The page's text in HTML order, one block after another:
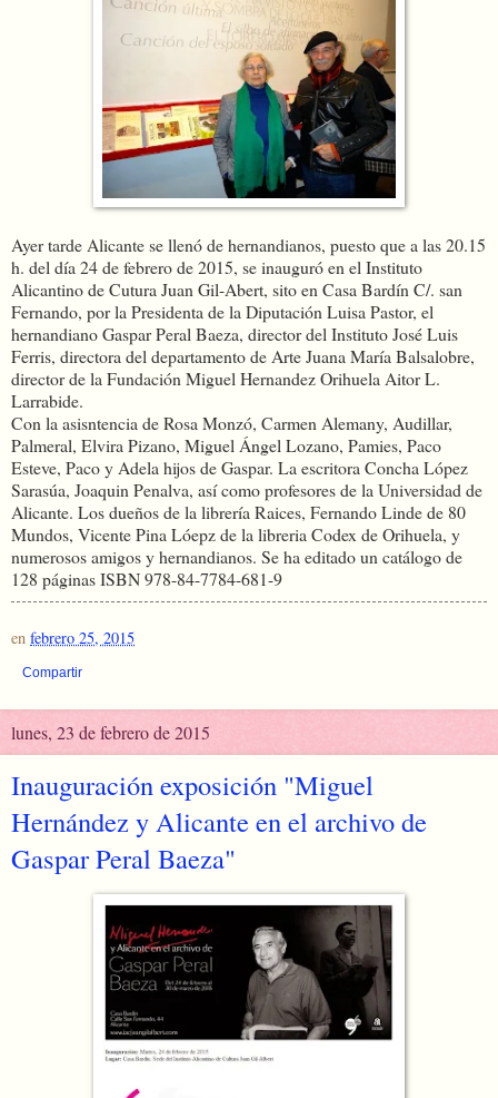
Ayer tarde Alicante se llenó de hernandianos, puesto que a las 20.15
h. del día 24 de febrero de 2015, se inauguró en el Instituto
Alicantino de Cutura Juan Gil-Abert, sito en Casa Bardín C/. san
Fernando, por la Presidenta de la Diputación Luisa Pastor, el
hernandiano Gaspar Peral Baeza, director del Instituto José Luis
Ferris, directora del departamento de Arte Juana María Balsalobre,
director de la Fundación Miguel Hernandez Orihuela Aitor L.
Larrabide.
Con la asisntencia de Rosa Monzó, Carmen Alemany, Audillar,
Palmeral, Elvira Pizano, Miguel Ángel Lozano, Pamies, Paco
Esteve, Paco y Adela hijos de Gaspar. La escritora Concha López
Sarasúa, Joaquin Penalva, así como profesores de la Universidad de
Alicante. Los dueños de la librería Raices, Fernando Linde de 80
Mundos, Vicente Pina Lóepz de la libreria Codex de Orihuela, y
numerosos amigos y hernandianos. Se ha editado un catálogo de
128 páginas ISBN 978-84-7784-681-9
en febrero 25, 2015
Compartir
lunes, 23 de febrero de 2015
Inauguración exposición "Miguel
Hernández y Alicante en el archivo de
Gaspar Peral Baeza"